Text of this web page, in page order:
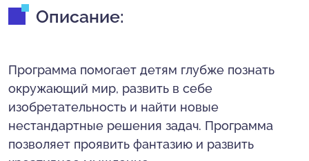
Описание:
Программа помогает детям глубже познать
окружающий мир, развить в себе
изобретательность и найти новые
нестандартные решения задач. Программа
позволяет проявить фантазию и развить